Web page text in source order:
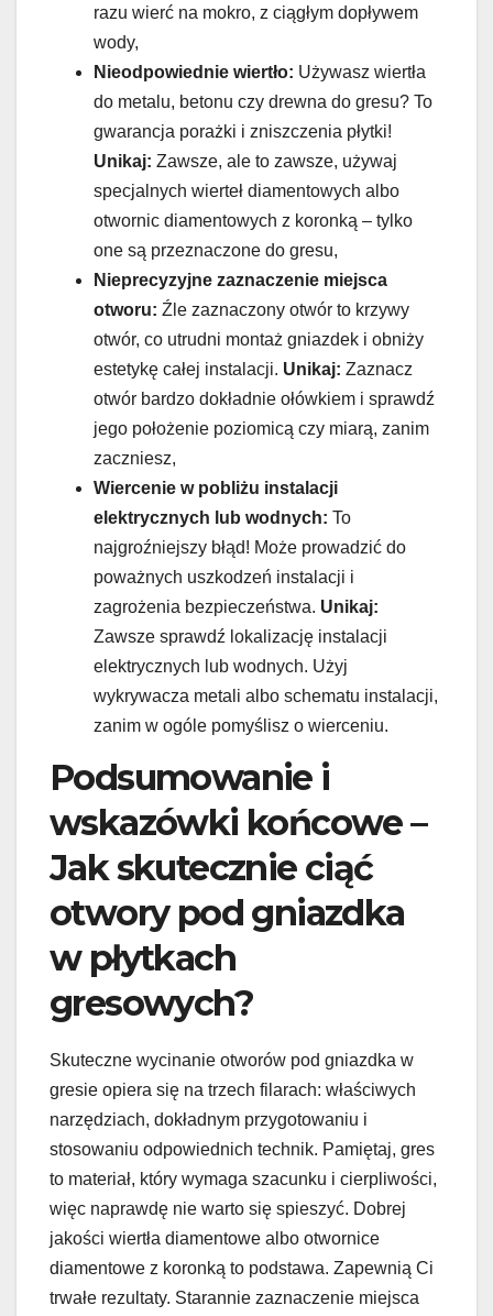
razu wierć na mokro, z ciągłym dopływem
wody,
Nieodpowiednie wiertło: Używasz wiertła
do metalu, betonu czy drewna do gresu? To
gwarancja porażki i zniszczenia płytki!
Unikaj: Zawsze, ale to zawsze, używaj
specjalnych wierteł diamentowych albo
otwornic diamentowych z koronką – tylko
one są przeznaczone do gresu,
Nieprecyzyjne zaznaczenie miejsca
otworu: Źle zaznaczony otwór to krzywy
otwór, co utrudni montaż gniazdek i obniży
estetykę całej instalacji. Unikaj: Zaznacz
otwór bardzo dokładnie ołówkiem i sprawdź
jego położenie poziomicą czy miarą, zanim
zaczniesz,
Wiercenie w pobliżu instalacji
elektrycznych lub wodnych: To
najgroźniejszy błąd! Może prowadzić do
poważnych uszkodzeń instalacji i
zagrożenia bezpieczeństwa. Unikaj:
Zawsze sprawdź lokalizację instalacji
elektrycznych lub wodnych. Użyj
wykrywacza metali albo schematu instalacji,
zanim w ogóle pomyślisz o wierceniu.
Podsumowanie i
wskazówki końcowe –
Jak skutecznie ciąć
otwory pod gniazdka
w płytkach
gresowych?
Skuteczne wycinanie otworów pod gniazdka w
gresie opiera się na trzech filarach: właściwych
narzędziach, dokładnym przygotowaniu i
stosowaniu odpowiednich technik. Pamiętaj, gres
to materiał, który wymaga szacunku i cierpliwości,
więc naprawdę nie warto się spieszyć. Dobrej
jakości wiertła diamentowe albo otwornice
diamentowe z koronką to podstawa. Zapewnią Ci
trwałe rezultaty. Starannie zaznaczenie miejsca